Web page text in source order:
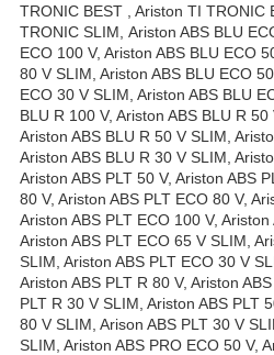
TRONIC BEST , Ariston TI TRONIC
TRONIC SLIM, Ariston ABS BLU
ECO 100 V, Ariston ABS BLU ECO
80 V SLIM, Ariston ABS BLU ECO
ECO 30 V SLIM, Ariston ABS BLU
BLU R 100 V, Ariston ABS BLU R 50
Ariston ABS BLU R 50 V SLIM,
Ariston ABS BLU R 30 V SLIM,
Ariston ABS PLT 50 V, Ariston ABS
80 V, Ariston ABS PLT ECO 80 V,
Ariston ABS PLT ECO 100 V, Ariston
Ariston ABS PLT ECO 65 V SLIM,
SLIM, Ariston ABS PLT ECO 30 V
Ariston ABS PLT R 80 V, Ariston
PLT R 30 V SLIM, Ariston ABS PLT
80 V SLIM, Arison ABS PLT 30 V
SLIM, Ariston ABS PRO ECO 50 V,